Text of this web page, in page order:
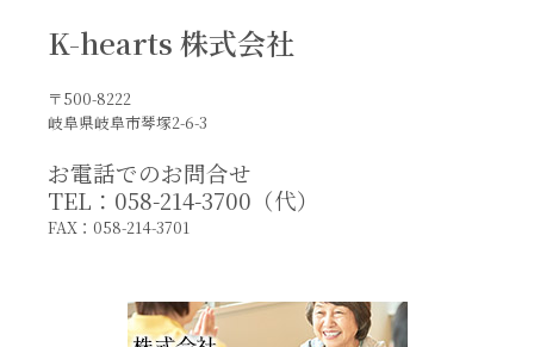
K-hearts 株式会社
〒500-8222
岐阜県岐阜市琴塚2-6-3
お電話でのお問合せ
TEL：058-214-3700（代）
FAX：058-214-3701